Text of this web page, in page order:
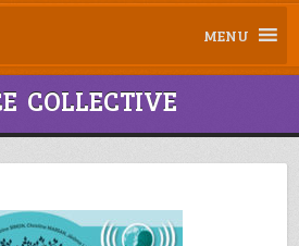
MENU
COLLECTIVE